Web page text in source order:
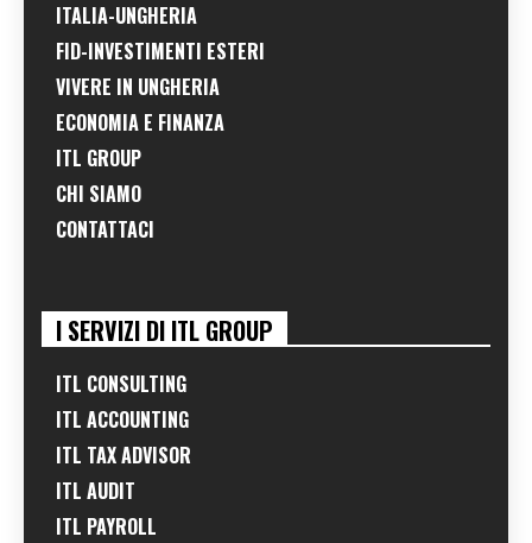
ITALIA-UNGHERIA
FID-INVESTIMENTI ESTERI
VIVERE IN UNGHERIA
ECONOMIA E FINANZA
ITL GROUP
CHI SIAMO
CONTATTACI
I SERVIZI DI ITL GROUP
ITL CONSULTING
ITL ACCOUNTING
ITL TAX ADVISOR
ITL AUDIT
ITL PAYROLL